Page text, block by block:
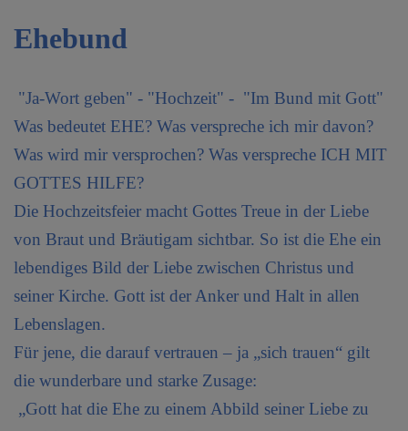
Kirchenmusik
Sakristei Dienst
Ministrieren
Verkündigung
Familie
Senioren
Ehebund
"Ja-Wort geben" - "Hochzeit" - "Im Bund mit Gott"
Was bedeutet EHE? Was verspreche ich mir davon?
Was wird mir versprochen? Was verspreche ICH MIT
GOTTES HILFE?
Die Hochzeitsfeier macht Gottes Treue in der Liebe
von Braut und Bräutigam sichtbar. So ist die Ehe ein
lebendiges Bild der Liebe zwischen Christus und
seiner Kirche. Gott ist der Anker und Halt in allen
Lebenslagen.
Für jene, die darauf vertrauen – ja „sich trauen“ gilt
die wunderbare und starke Zusage:
„Gott hat die Ehe zu einem Abbild seiner Liebe zu